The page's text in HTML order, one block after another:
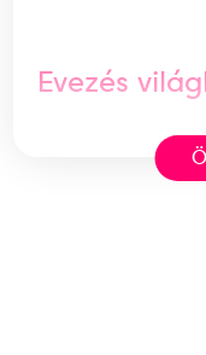
Evezés
Evezős Könnyű
egypárevezős (Ks